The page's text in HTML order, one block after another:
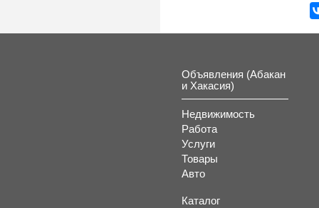
Объявления (Абакан
и Хакасия)
Недвижимость
Работа
Услуги
Товары
Авто
Каталог